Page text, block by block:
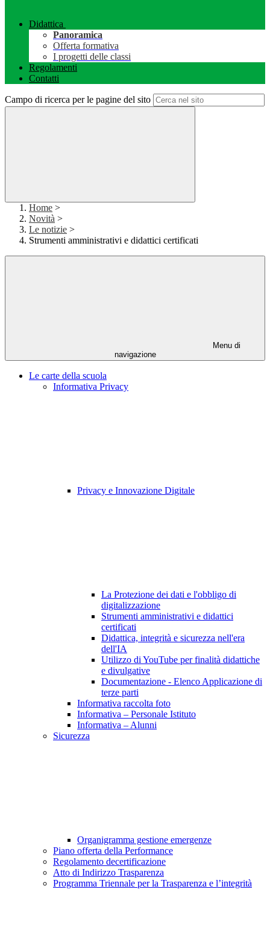
Didattica
Panoramica
Offerta formativa
I progetti delle classi
Regolamenti
Contatti
Campo di ricerca per le pagine del sito
Home >
Novità >
Le notizie >
Strumenti amministrativi e didattici certificati
Menu di
navigazione
Le carte della scuola
Informativa Privacy
Privacy e Innovazione Digitale
La Protezione dei dati e l'obbligo di
digitalizzazione
Strumenti amministrativi e didattici
certificati
Didattica, integrità e sicurezza nell'era
dell'IA
Utilizzo di YouTube per finalità didattiche
e divulgative
Documentazione - Elenco Applicazione di
terze parti
Informativa raccolta foto
Informativa – Personale Istituto
Informativa – Alunni
Sicurezza
Organigramma gestione emergenze
Piano offerta della Performance
Regolamento decertificazione
Atto di Indirizzo Trasparenza
Programma Triennale per la Trasparenza e l’integrità